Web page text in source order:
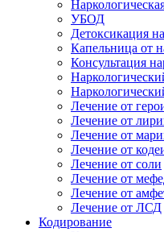
УБОД
Детоксикация
Капельница от
Консультация
Лечение от
Лечение от
Лечение от
Лечение от
Лечение от соли
Лечение от
Лечение от
Лечение от ЛСД
Кодирование